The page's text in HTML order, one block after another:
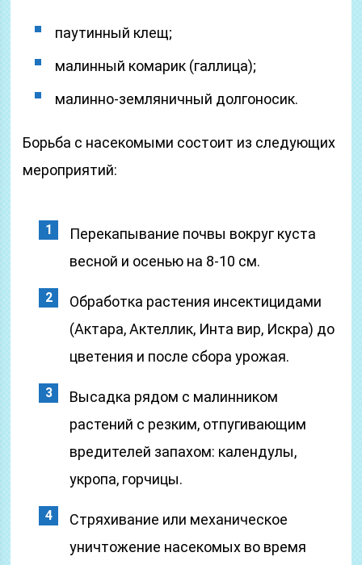
паутинный клещ;
малинный комарик (галлица);
малинно-земляничный долгоносик.
Борьба с насекомыми состоит из следующих
мероприятий:
Перекапывание почвы вокруг куста
весной и осенью на 8-10 см.
Обработка растения инсектицидами
(Актара, Актеллик, Инта вир, Искра) до
цветения и после сбора урожая.
Высадка рядом с малинником
растений с резким, отпугивающим
вредителей запахом: календулы,
укропа, горчицы.
Стряхивание или механическое
уничтожение насекомых во время